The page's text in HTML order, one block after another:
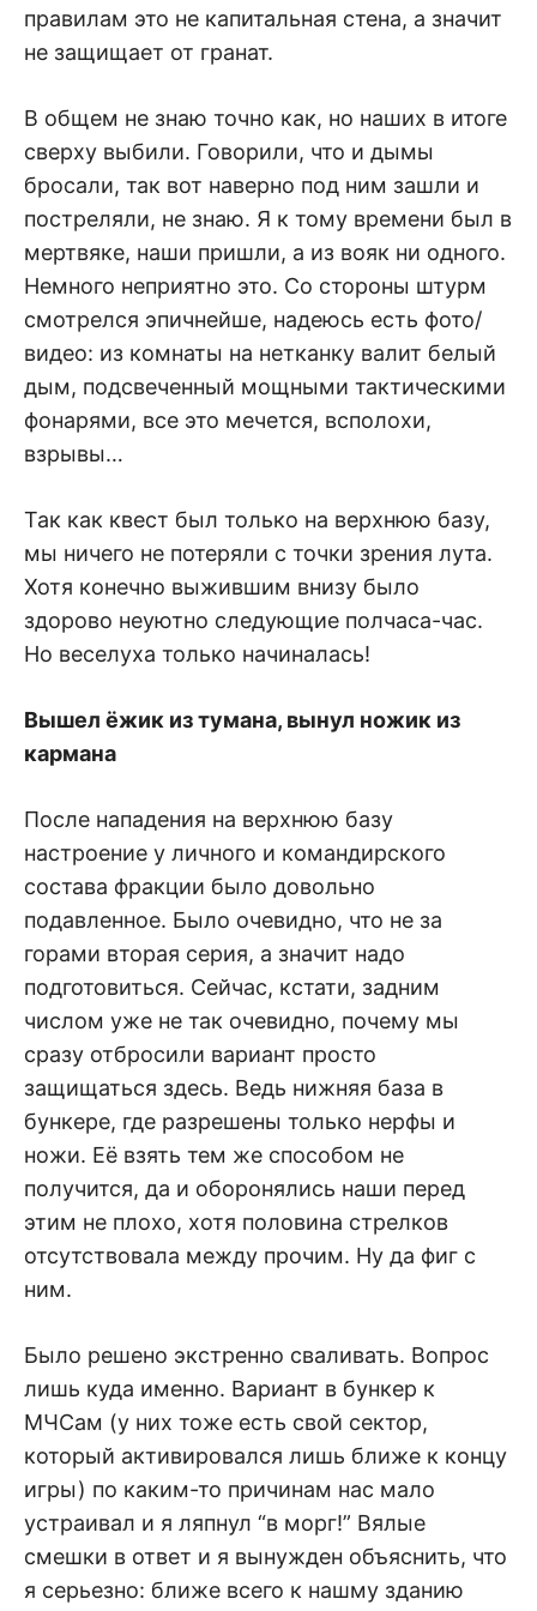
правилам это не капитальная стена, а значит
не защищает от гранат.
В общем не знаю точно как, но наших в итоге
сверху выбили. Говорили, что и дымы
бросали, так вот наверно под ним зашли и
постреляли, не знаю. Я к тому времени был в
мертвяке, наши пришли, а из вояк ни одного.
Немного неприятно это. Со стороны штурм
смотрелся эпичнейше, надеюсь есть фото/
видео: из комнаты на нетканку валит белый
дым, подсвеченный мощными тактическими
фонарями, все это мечется, всполохи,
взрывы…
Так как квест был только на верхнюю базу,
мы ничего не потеряли с точки зрения лута.
Хотя конечно выжившим внизу было
здорово неуютно следующие полчаса-час.
Но веселуха только начиналась!
Вышел ёжик из тумана, вынул ножик из
кармана
После нападения на верхнюю базу
настроение у личного и командирского
состава фракции было довольно
подавленное. Было очевидно, что не за
горами вторая серия, а значит надо
подготовиться. Сейчас, кстати, задним
числом уже не так очевидно, почему мы
сразу отбросили вариант просто
защищаться здесь. Ведь нижняя база в
бункере, где разрешены только нерфы и
ножи. Её взять тем же способом не
получится, да и оборонялись наши перед
этим не плохо, хотя половина стрелков
отсутствовала между прочим. Ну да фиг с
ним.
Было решено экстренно сваливать. Вопрос
лишь куда именно. Вариант в бункер к
МЧСам (у них тоже есть свой сектор,
который активировался лишь ближе к концу
игры) по каким-то причинам нас мало
устраивал и я ляпнул “в морг!” Вялые
смешки в ответ и я вынужден объяснить, что
я серьезно: ближе всего к нашму зданию